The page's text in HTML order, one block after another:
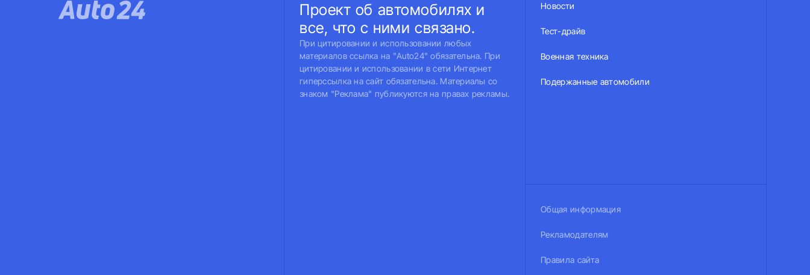
Проект об автомобилях и
все, что с ними связано.
При цитировании и использовании любых
материалов ссылка на "Auto24" обязательна. При
цитировании и использовании в сети Интернет
гиперссылка на сайт обязательна. Материалы со
знаком "Реклама" публикуются на правах рекламы.
Новости
Тест-драйв
Военная техника
Подержанные автомобили
Общая информация
Рекламодателям
Правила сайта